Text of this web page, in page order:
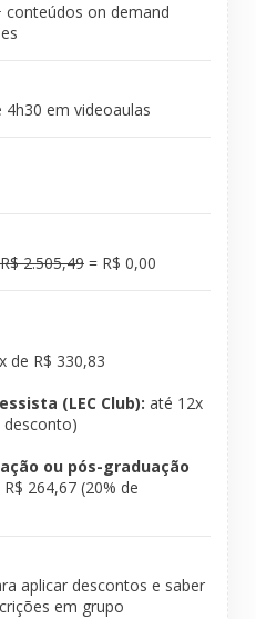
conteúdos on demand
em videoaulas
R$ 2.505,49 = R$ 0,00
de R$ 330,83
(LEC Club): até 12x
desconto)
ou pós-graduação
264,67 (20% de
aplicar descontos e saber
em grupo